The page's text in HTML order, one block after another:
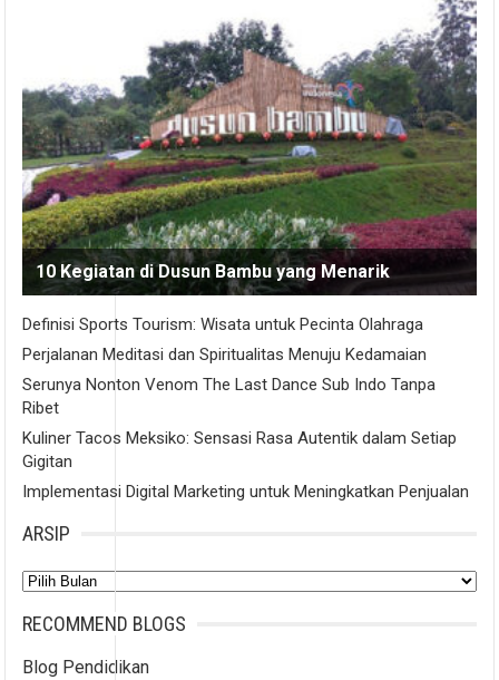
10 Kegiatan di Dusun Bambu yang Menarik
Definisi Sports Tourism: Wisata untuk Pecinta Olahraga
Perjalanan Meditasi dan Spiritualitas Menuju Kedamaian
Serunya Nonton Venom The Last Dance Sub Indo Tanpa
Ribet
Kuliner Tacos Meksiko: Sensasi Rasa Autentik dalam Setiap
Gigitan
Implementasi Digital Marketing untuk Meningkatkan Penjualan
ARSIP
Arsip
RECOMMEND BLOGS
Blog Pendidikan